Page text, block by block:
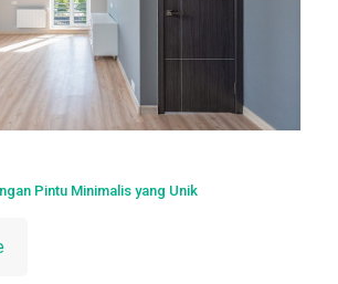
Pintu Minimalis yang Unik